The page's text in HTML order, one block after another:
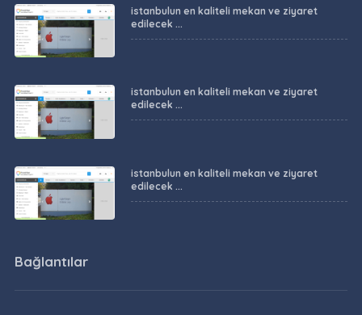
istanbulun en kaliteli mekan ve ziyaret
edilecek ...
istanbulun en kaliteli mekan ve ziyaret
edilecek ...
istanbulun en kaliteli mekan ve ziyaret
edilecek ...
Bağlantılar